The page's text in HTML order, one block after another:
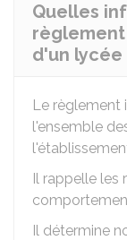
Quelles
d'un lycée
Le règlement
l'ensemble
Il rappelle les
Il détermine